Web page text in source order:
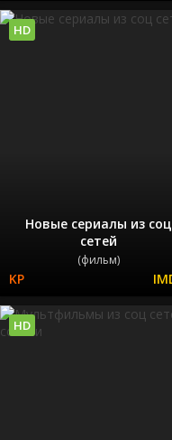
Новые сериалы из соц
сетей
(фильм)
HD
HD